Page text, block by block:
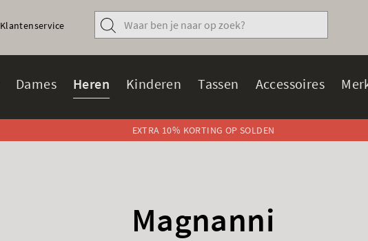
Dames Heren Kinderen Tassen Accessoires
Klantenservice
EXTRA 10% KORTING OP SOLDEN
Magnanni